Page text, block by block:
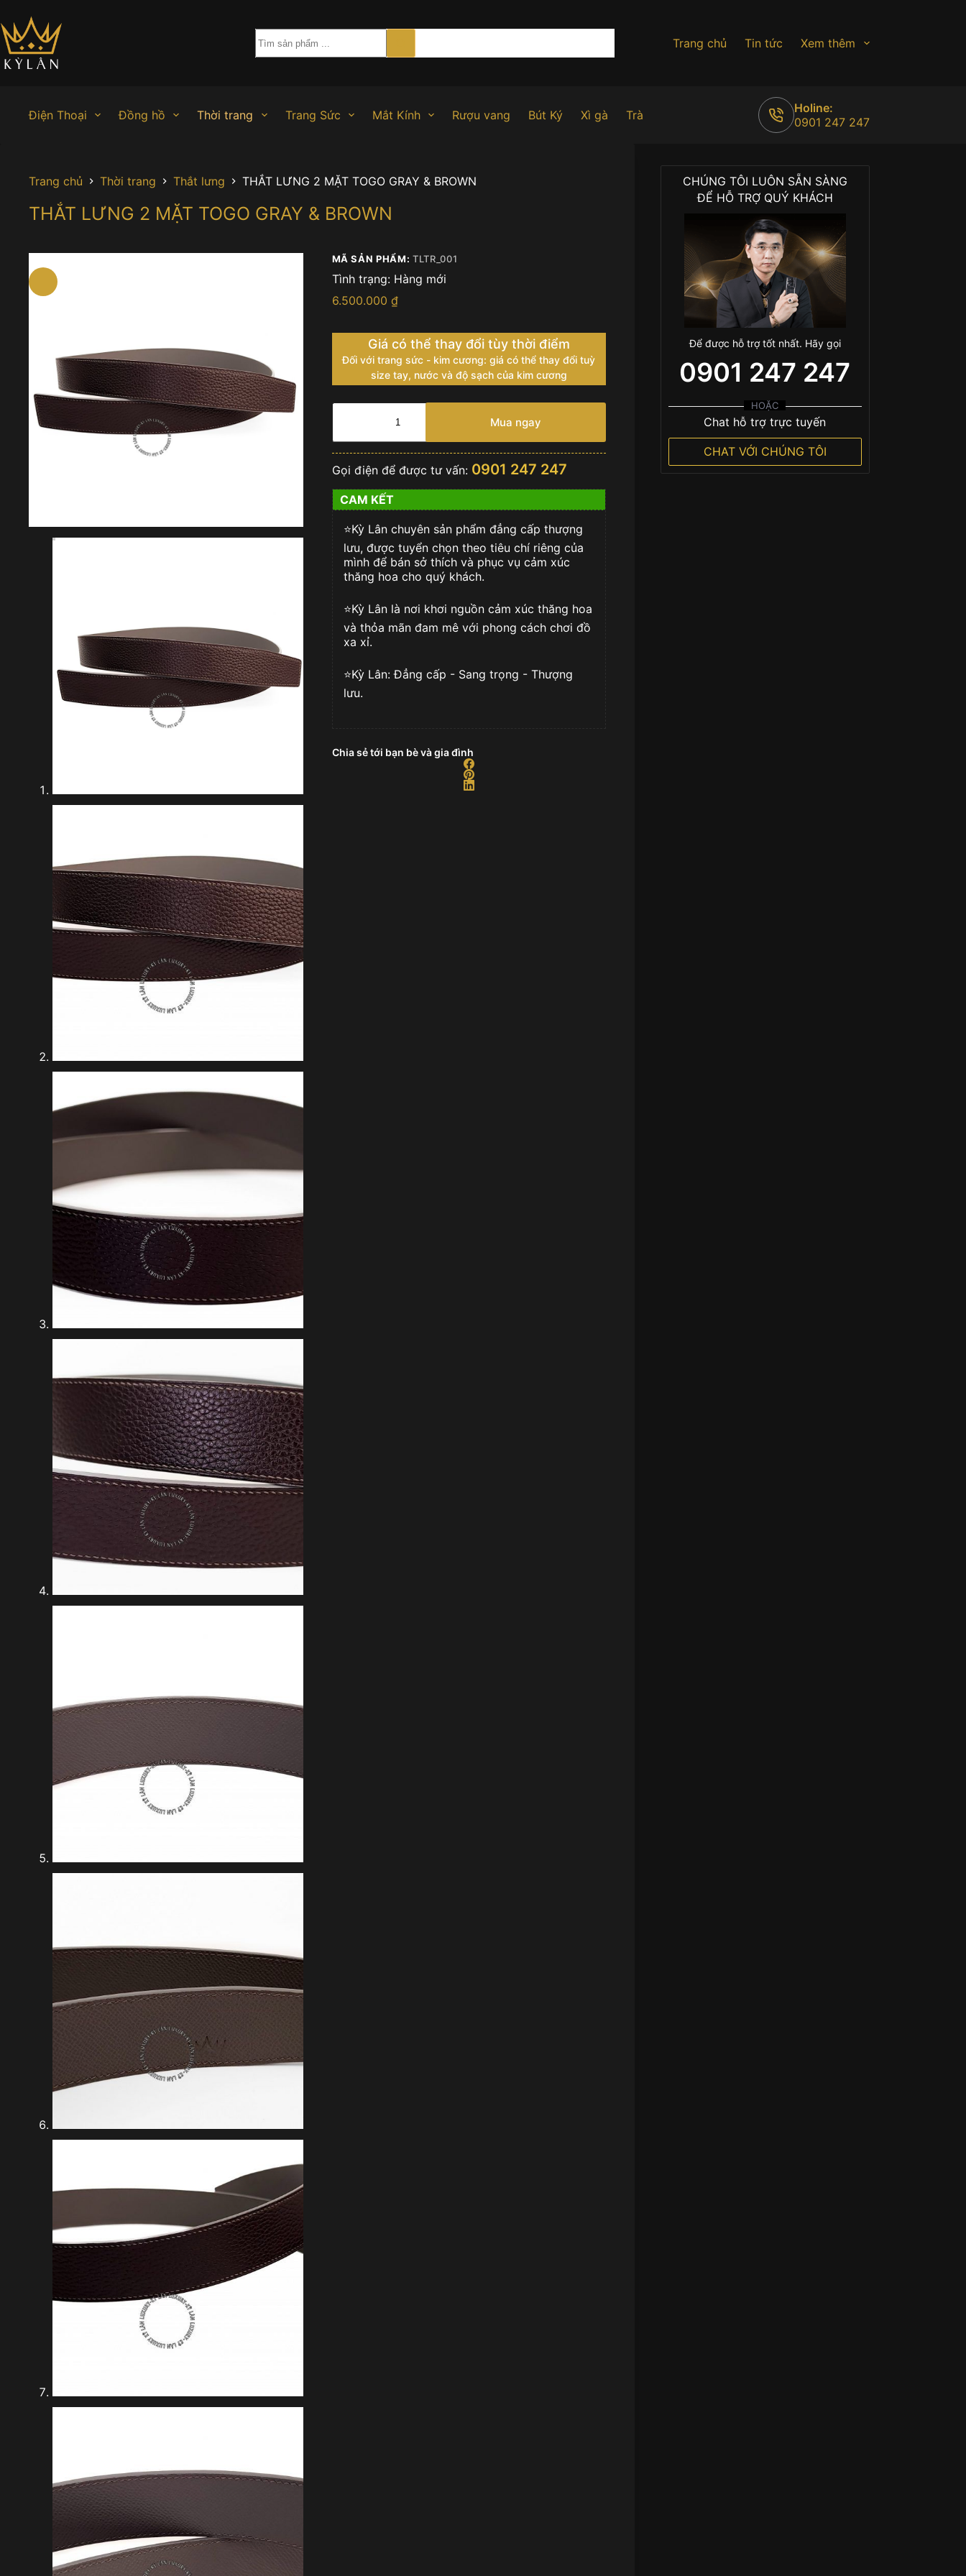
đến
phần
nội
dung
Trang chủ Tin tức Xem thêm
Điện Thoại Đồng hồ Thời trang Trang Sức Mắt Kính Rượu vang Bút Ký Xì gà Trà
Holine:
0901 247 247
Trang chủ Thời trang Thắt lưng THẮT LƯNG 2 MẶT TOGO GRAY & BROWN
THẮT LƯNG 2 MẶT TOGO GRAY & BROWN
MÃ SẢN PHẨM: TLTR_001
Tình trạng: Hàng mới
6.500.000 ₫
Giá có thể thay đổi tùy thời điểm
Đối với trang sức - kim cương: giá có thể thay đổi tuỳ
size tay, nước và độ sạch của kim cương
THẮT
TOGO
GRAY
&
BROWN
lượng
Mua ngay
Gọi điện để được tư vấn: 0901 247 247
CAM KẾT
⭐️Kỳ Lân chuyên sản phẩm đẳng cấp thượng
lưu, được tuyển chọn theo tiêu chí riêng của
mình để bán sở thích và phục vụ cảm xúc
thăng hoa cho quý khách.
⭐️Kỳ Lân là nơi khơi nguồn cảm xúc thăng hoa
và thỏa mãn đam mê với phong cách chơi đồ
xa xỉ.
⭐️Kỳ Lân: Đẳng cấp - Sang trọng - Thượng
lưu.
Chia sẻ tới bạn bè và gia đình
CHÚNG TÔI LUÔN SẴN SÀNG
ĐỂ HỖ TRỢ QUÝ KHÁCH
Để được hỗ trợ tốt nhất. Hãy gọi
0901 247 247
HOẶC
Chat hỗ trợ trực tuyến
CHAT VỚI CHÚNG TÔI